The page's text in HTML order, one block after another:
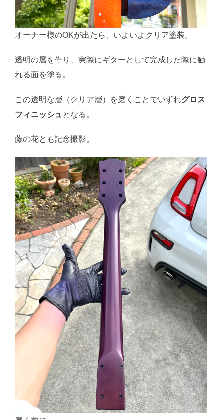
オーナー様のOKが出たら、いよいよクリア塗装。
透明の層を作り、実際にギターとして完成した際に触
れる面を塗る。
この透明な層（クリア層）を磨くことでいずれグロス
フィニッシュとなる。
藤の花とも記念撮影。